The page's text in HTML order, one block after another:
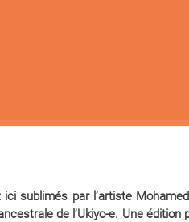
sublimés par l’artiste
de l’Ukiyo-e. Une édition